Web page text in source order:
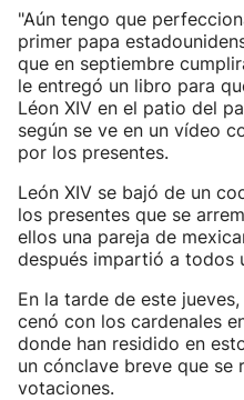
"Aún tengo que
primer papa
que en septiembre
le entregó un libro para
Léon XIV en el patio del
según se ve en un vídeo
por los presentes.
León XIV se bajó de un
los presentes que se
ellos una pareja de
después impartió a todos
En la tarde de este
cenó con los cardenales
donde han residido en
un cónclave breve que se
votaciones.